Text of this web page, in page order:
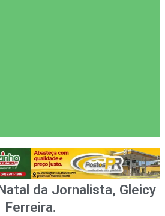
da Jornalista, Gleicy
Ferreira.